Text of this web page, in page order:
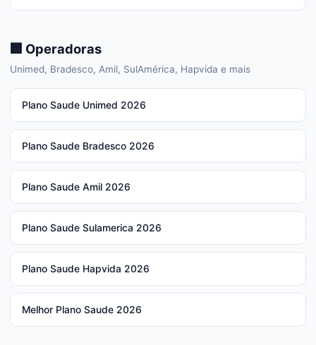
🏢 Operadoras
Unimed, Bradesco, Amil, SulAmérica, Hapvida e mais
Plano Saude Unimed 2026
Plano Saude Bradesco 2026
Plano Saude Amil 2026
Plano Saude Sulamerica 2026
Plano Saude Hapvida 2026
Melhor Plano Saude 2026